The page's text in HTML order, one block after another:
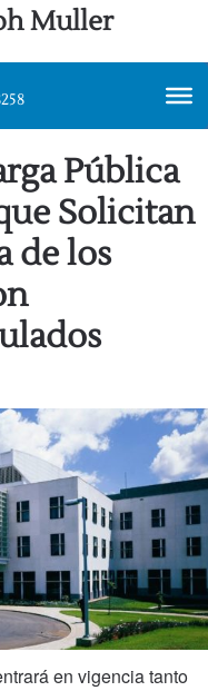
Muller
Pública
Solicitan
de los
en vigencia tanto